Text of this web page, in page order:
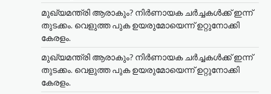
മുഖ്യമന്ത്രി ആരാകും? നിർണായക ചർച്ചകൾക്ക് ഇന്ന്
തുടക്കം. വെളുത്ത പുക ഉയരുമോയെന്ന് ഉറ്റുനോക്കി
കേരളം.
മുഖ്യമന്ത്രി ആരാകും? നിർണായക ചർച്ചകൾക്ക് ഇന്ന്
തുടക്കം. വെളുത്ത പുക ഉയരുമോയെന്ന് ഉറ്റുനോക്കി
കേരളം.